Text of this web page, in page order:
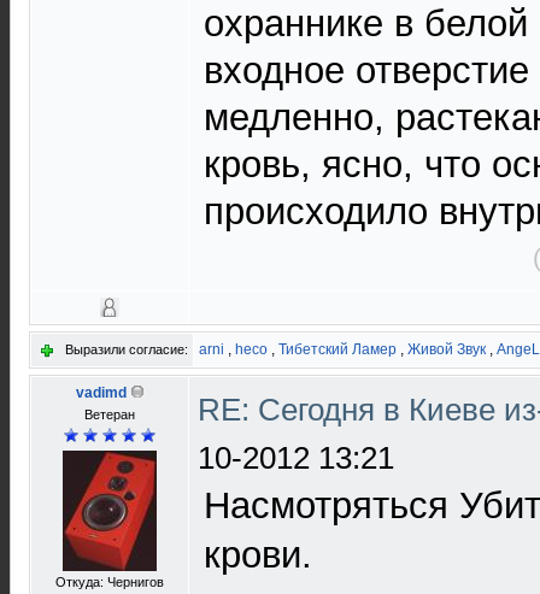
охраннике в
входное
медленно,
кровь, ясно, что
происходило
Выразили согласие: arni , heco , Тибетский Ламер , Живой Звук , AngeL
vadimd
Ветеран
Откуда: Чернигов
RE: Сегодня в Киеве
10-2012 13:21
Насмотряться
крови.